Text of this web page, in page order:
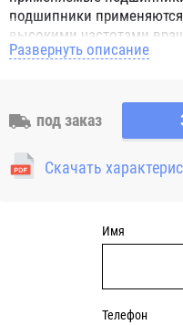
подшипники
высокими частотами
шарикоподшипники
обозначением 2RS 2RS1
контактные уплотнения
(NBR) и пригодны для
поставляются
Развернуть описание
под заказ
Скачать
Имя
Телефон